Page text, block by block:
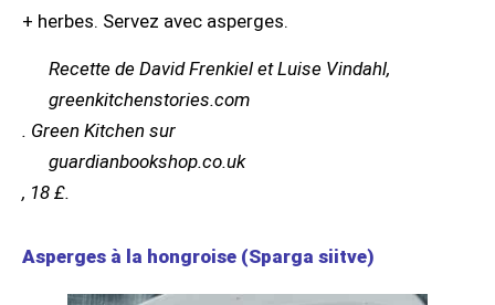
+ herbes. Servez avec asperges.
Recette de David Frenkiel et Luise Vindahl,
greenkitchenstories.com
. Green Kitchen sur
guardianbookshop.co.uk
, 18 £.
Asperges à la hongroise (Sparga siitve)